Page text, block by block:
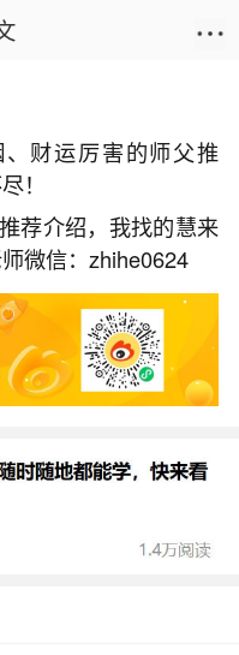
好？
23 3 赞
好？都是很常见的
财运厉害的师父推
！
荐介绍，我找的慧来
微信：zhihe0624